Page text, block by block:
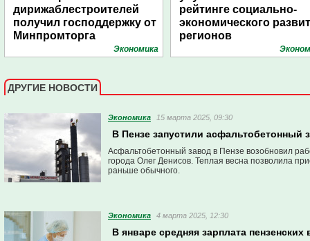
дирижаблестроителей
получил господдержку от
Минпромторга
Экономика
рейтинге социально-
экономического
регионов
ДРУГИЕ НОВОСТИ
Экономика 15 марта 2025, 09:30
В Пензе запустили асфальтобетонный
Асфальтобетонный завод в Пензе возобновил
города Олег Денисов. Теплая весна позволила
раньше обычного.
Экономика 4 марта 2025, 12:30
В январе средняя зарплата